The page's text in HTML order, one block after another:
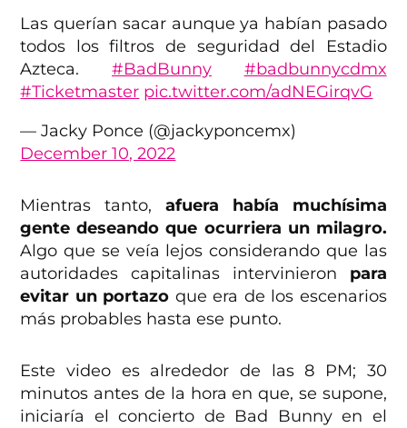
Las querían sacar aunque ya habían pasado
todos los filtros de seguridad del Estadio
Azteca. #BadBunny
#badbunnycdmx
#Ticketmaster pic.twitter.com/adNEGirqvG
— Jacky Ponce (@jackyponcemx)
December 10, 2022
Mientras tanto, afuera había muchísima
gente deseando que ocurriera un milagro.
Algo que se veía lejos considerando que las
autoridades capitalinas intervinieron para
evitar un portazo que era de los escenarios
más probables hasta ese punto.
Este video es alrededor de las 8 PM; 30
minutos antes de la hora en que, se supone,
iniciaría el concierto de Bad Bunny en el